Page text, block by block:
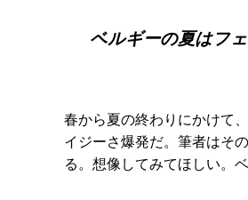
ベルギーの夏はフ
春から夏の終わりにかけて
イジーさ爆発だ。筆者はそ
る。想像してみてほしい。